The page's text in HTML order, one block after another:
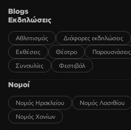
Blogs
Εκδηλώσεις
Αθλητισμός Διάφορες εκδηλώσεις
Εκθέσεις
Θέατρο Παρουσιάσεις
Συναυλίες
Φεστιβάλ
Νομοί
Νομός Ηρακλείου Νομός Λασιθίου
Νομός Χανίων